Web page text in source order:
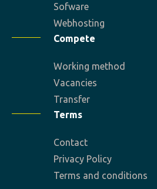
Sofware
Webhosting
Compete
Working method
Vacancies
Transfer
Terms
Contact
Privacy Policy
Terms and conditions